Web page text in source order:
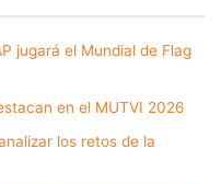
jugará el Mundial de Flag
en el MUTVI 2026
los retos de la